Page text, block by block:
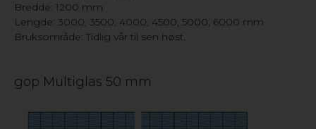
Bredde: 1200 mm
Lengde: 3000, 3500, 4000, 4500, 5000, 6000 mm
Bruksområde: Tidlig vår til sen høst.
gop Multiglas 50 mm